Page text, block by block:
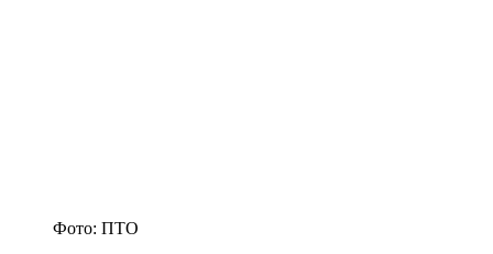
Фото: ПТО